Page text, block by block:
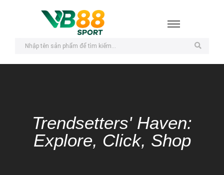
Trendsetters' Haven:
Explore, Click, Shop